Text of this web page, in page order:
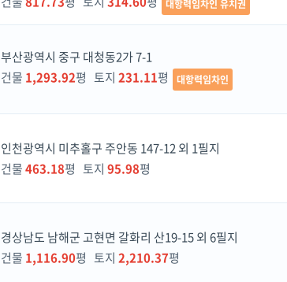
대항력임차인 유치권
부산광역시 중구 대청동2가 7-1
건물 1,293.92평 토지 231.11평 대항력임차인
인천광역시 미추홀구 주안동 147-12 외 1필지
건물463.18평 토지 95.98평
경상남도 남해군 고현면 갈화리 산19-15 외 6필지
건물 1,116.90평 토지 2,210.37평